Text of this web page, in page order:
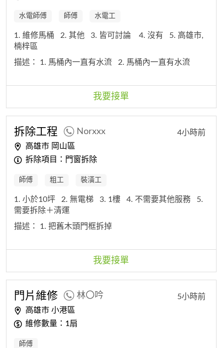
水電師傅 師傅 水電工
1. 維修馬桶 2. 其他 3. 皆可討論 4. 沒有
5. 高雄市,
楠梓區
描述： 1. 馬桶內一直有水流 2. 馬桶內一直有水流
我要接單
拆除工程 Norxxx
高雄市 岡山區
拆除項目：門窗拆除
4小時前
師傅 粗工 裝潢工
1. 小於10坪 2. 無電梯 3. 1樓 4. 不需要其他服務
5.
需要拆除＋清運
描述： 1. 把舊木頭門框拆掉
我要接單
門片維修 林〇吟
高雄市 小港區
維修數量：1扇
5小時前
師傅